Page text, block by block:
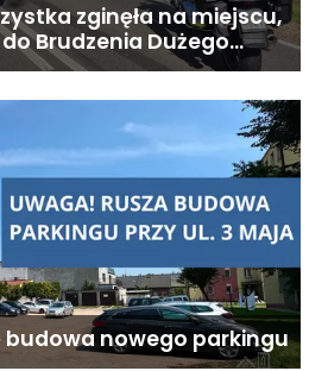
zginęła na miejscu,
Brudzenia Dużego
budowa nowego parkingu